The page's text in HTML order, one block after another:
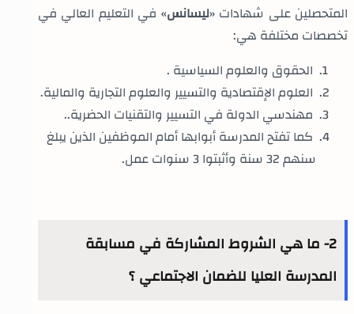
المتحصلين على شهادات «لیسانس» في التعليم العالي في
تخصصات مختلفة هي:
الحقوق والعلوم السياسية .
العلوم الإقتصادية والتسيير والعلوم التجارية والمالية.
مهندسي الدولة في التسيير والتقنيات الحضرية..
كما تفتح المدرسة أبوابها أمام الموظفين الذين يبلغ
سنهم 32 سنة وأثبتوا 3 سنوات عمل.
2- ما هي الشروط المشاركة في مسابقة
المدرسة العليا للضمان الاجتماعي ؟